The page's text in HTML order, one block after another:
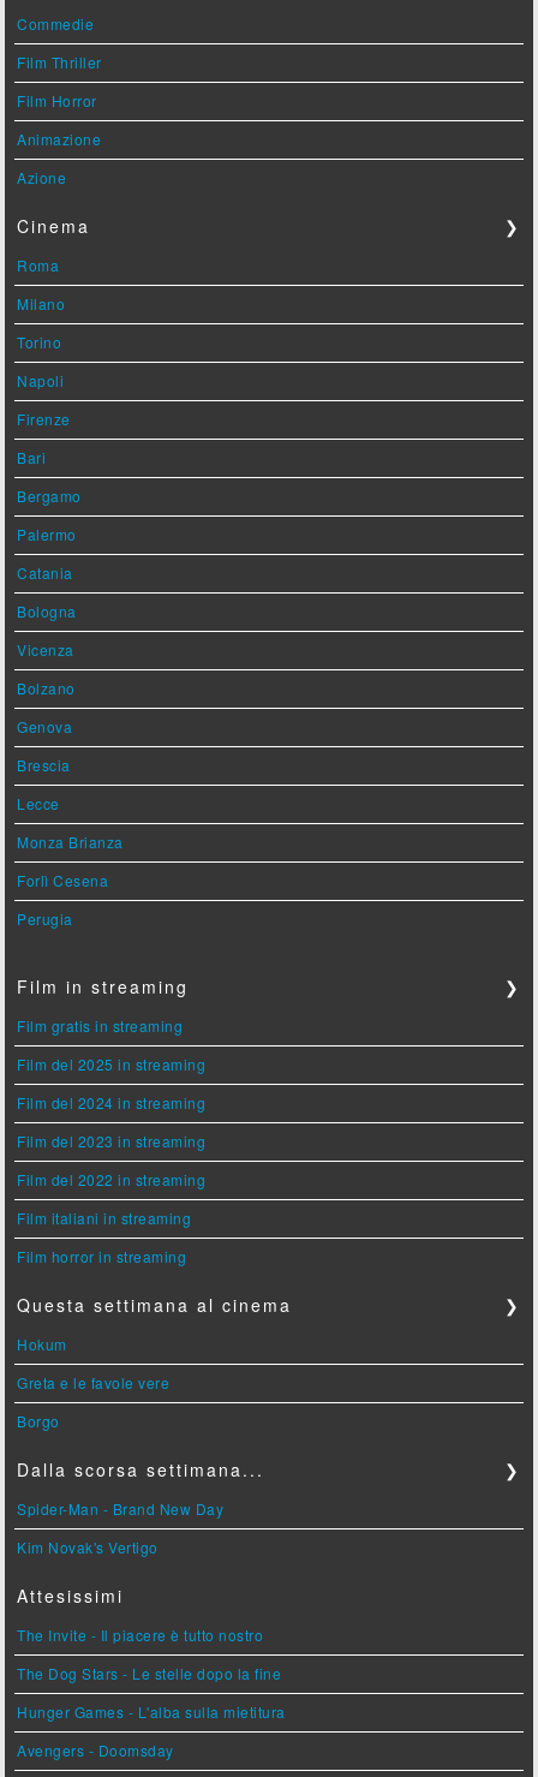
Commedie
Film Thriller
Film Horror
Animazione
Azione
Cinema ❯
Roma
Milano
Torino
Napoli
Firenze
Bari
Bergamo
Palermo
Catania
Bologna
Vicenza
Bolzano
Genova
Brescia
Lecce
Monza Brianza
Forlì Cesena
Perugia
Film in streaming ❯
Film gratis in streaming
Film del 2025 in streaming
Film del 2024 in streaming
Film del 2023 in streaming
Film del 2022 in streaming
Film italiani in streaming
Film horror in streaming
Questa settimana al cinema ❯
Hokum
Greta e le favole vere
Borgo
Dalla scorsa settimana... ❯
Spider-Man - Brand New Day
Kim Novak's Vertigo
Attesissimi
The Invite - Il piacere è tutto nostro
The Dog Stars - Le stelle dopo la fine
Hunger Games - L'alba sulla mietitura
Avengers - Doomsday